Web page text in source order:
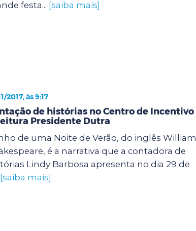
festa... [saiba mais]
2017, às 9:17
de histórias no Centro de Incentivo
Presidente Dutra
de uma Noite de Verão, do inglês William
é a narrativa que a contadora de
Lindy Barbosa apresenta no dia 29 de
[saiba mais]